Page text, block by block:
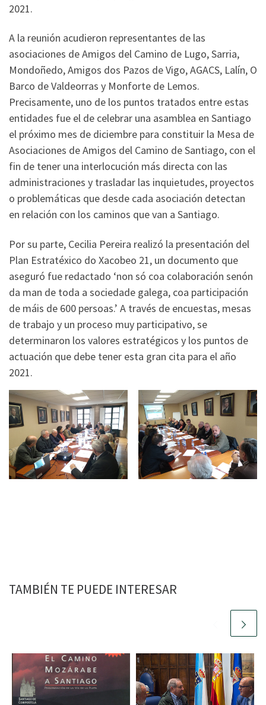
2021.
A la reunión acudieron representantes de las
asociaciones de Amigos del Camino de Lugo, Sarria,
Mondoñedo, Amigos dos Pazos de Vigo, AGACS, Lalín, O
Barco de Valdeorras y Monforte de Lemos.
Precisamente, uno de los puntos tratados entre estas
entidades fue el de celebrar una asamblea en Santiago
el próximo mes de diciembre para constituir la Mesa de
Asociaciones de Amigos del Camino de Santiago, con el
fin de tener una interlocución más directa con las
administraciones y trasladar las inquietudes, proyectos
o problemáticas que desde cada asociación detectan
en relación con los caminos que van a Santiago.
Por su parte, Cecilia Pereira realizó la presentación del
Plan Estratéxico do Xacobeo 21, un documento que
aseguró fue redactado ‘non só coa colaboración senón
da man de toda a sociedade galega, coa participación
de máis de 600 persoas.’ A través de encuestas, mesas
de trabajo y un proceso muy participativo, se
determinaron los valores estratégicos y los puntos de
actuación que debe tener esta gran cita para el año
2021.
TAMBIÉN TE PUEDE INTERESAR